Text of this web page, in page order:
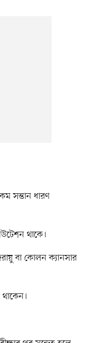
সন্তান ধারণ
থাকে।
বা কোলন ক্যানসার
থাকেন।